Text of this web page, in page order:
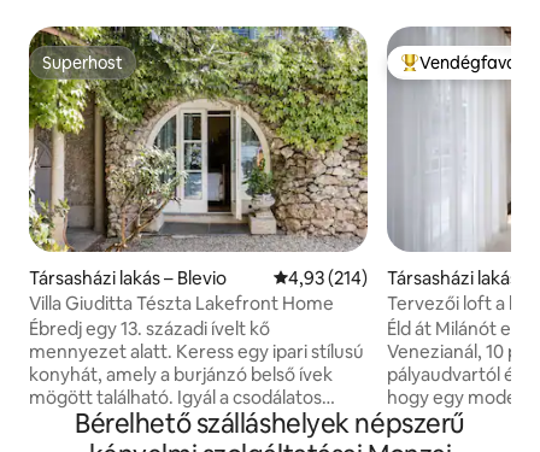
Superhost
Superhost
Társasházi lakás – Blevio Átlagos értékelés: 5/4,93, 214
4,93 (214)
Villa Giuditta Tészta Lakefront Home
Ébredj egy 13. századi ívelt kő
mennyezet alatt. Keress egy ipari stílusú
konyhát, amely a burjánzó belső ívek
mögött található. Igyál a csodálatos
tóban és a hegyekre nyíló kilátásban egy
árnyékos függőágyból. Lépj be
Kiemelt
Vendégfavorit
Társasházi lakás –
Tervezői loft a
mellett [Porta
Éld át Milánót
Venezianál, 10
pályaudvartól és
hogy egy
kávézókhoz, a
Bérelhető szálláshelyek népszerű